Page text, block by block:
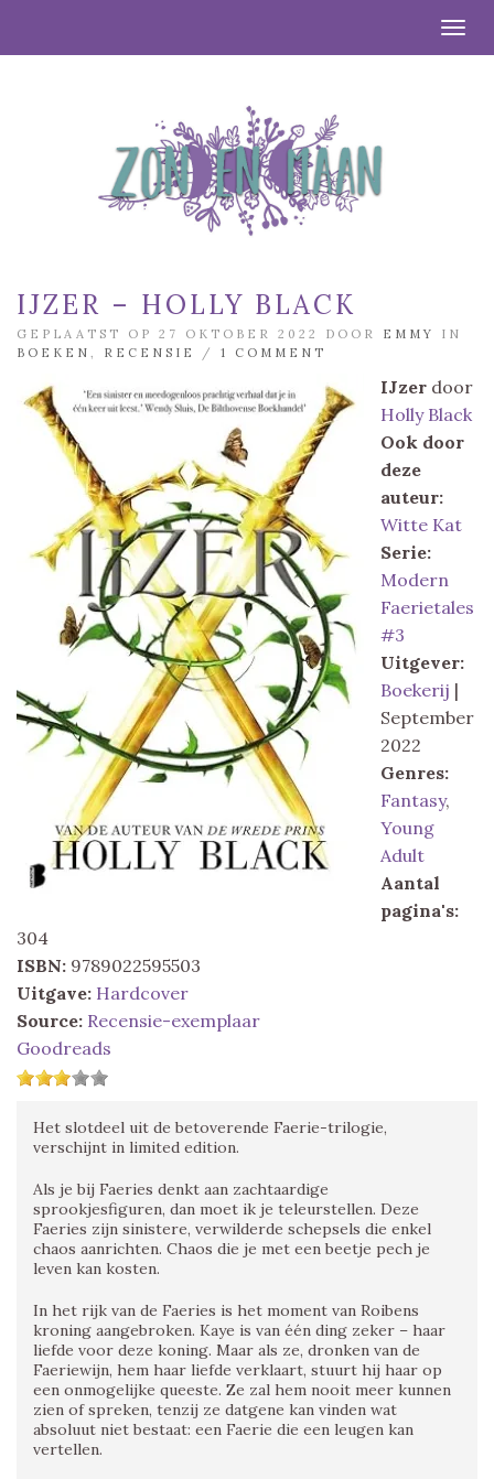
IJZER – HOLLY BLACK
GEPLAATST OP 27 OKTOBER 2022 DOOR EMMY
IN
BOEKEN
RECENSIE / 1 COMMENT
IJzer door
Holly Black
Ook door
deze
auteur:
Witte Kat
Serie:
Modern
Faerietales
#3
Uitgever:
Boekerij |
September
2022
Genres:
Fantasy,
Young
Adult
Aantal
pagina's:
304
ISBN: 9789022595503
Uitgave: Hardcover
Source: Recensie-exemplaar
Goodreads
Het slotdeel uit de betoverende Faerie-trilogie,
verschijnt in limited edition.
Als je bij Faeries denkt aan zachtaardige
sprookjesfiguren, dan moet ik je teleurstellen. Deze
Faeries zijn sinistere, verwilderde schepsels die enkel
chaos aanrichten. Chaos die je met een beetje pech je
leven kan kosten.
In het rijk van de Faeries is het moment van Roibens
kroning aangebroken. Kaye is van één ding zeker – haar
liefde voor deze koning. Maar als ze, dronken van de
Faeriewijn, hem haar liefde verklaart, stuurt hij haar op
een onmogelijke queeste. Ze zal hem nooit meer kunnen
zien of spreken, tenzij ze datgene kan vinden wat
absoluut niet bestaat: een Faerie die een leugen kan
vertellen.